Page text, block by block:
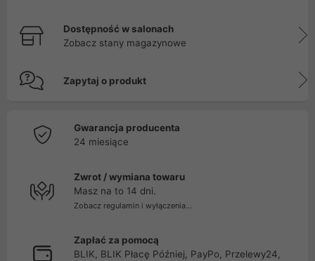
Dostępność w salonach
Zobacz stany magazynowe
Zapytaj o produkt
Gwarancja producenta
24 miesiące
Zwrot / wymiana towaru
Masz na to 14 dni.
Zobacz regulamin i wyłączenia...
Zapłać za pomocą
BLIK, BLIK Płacę Później, PayPo, Przelewy24,